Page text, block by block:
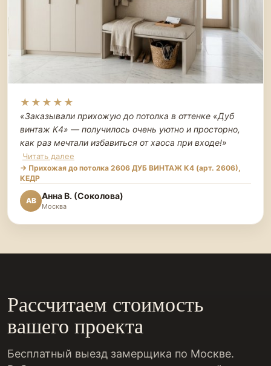
★★★★★
«Заказывали прихожую до потолка в оттенке «Дуб
винтаж К4» — получилось очень уютно и просторно,
как раз мечтали избавиться от хаоса при входе!»
Читать далее
→ Прихожая до потолка 2606 ДУБ ВИНТАЖ К4 (арт. 2606),
КЕДР
АВ Анна В. (Соколова)
Москва
Рассчитаем стоимость
вашего проекта
Бесплатный выезд замерщика по Москве.